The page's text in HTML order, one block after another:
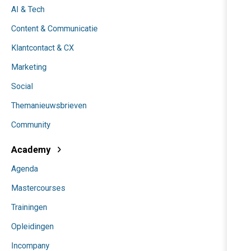
AI & Tech
Content & Communicatie
Klantcontact & CX
Marketing
Social
Themanieuwsbrieven
Community
Academy
Agenda
Mastercourses
Trainingen
Opleidingen
Incompany